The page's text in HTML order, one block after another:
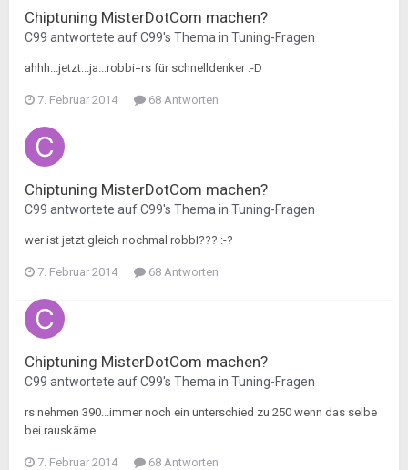
Chiptuning MisterDotCom machen?
C99 antwortete aufC99's Thema in Tuning-Fragen
ahhh...jetzt...ja...robbi=rs für schnelldenker :-D
7. Februar 2014 68 Antworten
Chiptuning MisterDotCom machen?
C99 antwortete aufC99's Thema in Tuning-Fragen
wer ist jetzt gleich nochmal robbI??? :-?
7. Februar 2014 68 Antworten
Chiptuning MisterDotCom machen?
C99 antwortete aufC99's Thema in Tuning-Fragen
rs nehmen 390...immer noch ein unterschied zu 250 wenn das selbe
bei rauskäme
7. Februar 2014 68 Antworten